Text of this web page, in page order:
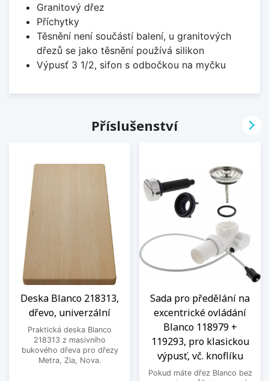
Granitový dřez
Příchytky
Těsnění není součástí balení, u granitových
dřezů se jako těsnění používá silikon
Výpusť 3 1/2, sifon s odbočkou na myčku
Příslušenství
Deska Blanco 218313,
dřevo, univerzální
Praktická deska Blanco
218313 z masivního
bukového dřeva pro dřezy
Metra, Zia, Nova.
Sada pro předělání na
excentrické ovládání
Blanco 118979 +
119293, pro klasickou
výpusť, vč. knoflíku
Pokud máte dřez Blanco bez
